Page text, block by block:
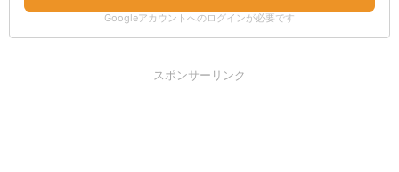
Googleアカウントへのログインが必要です
スポンサーリンク